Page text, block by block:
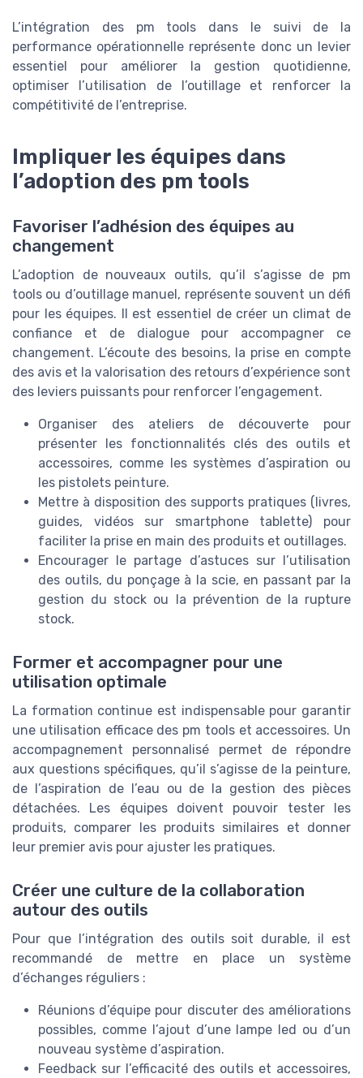
L’intégration des pm tools dans le suivi de la
performance opérationnelle représente donc un levier
essentiel pour améliorer la gestion quotidienne,
optimiser l’utilisation de l’outillage et renforcer la
compétitivité de l’entreprise.
Impliquer les équipes dans
l’adoption des pm tools
Favoriser l’adhésion des équipes au
changement
L’adoption de nouveaux outils, qu’il s’agisse de pm
tools ou d’outillage manuel, représente souvent un défi
pour les équipes. Il est essentiel de créer un climat de
confiance et de dialogue pour accompagner ce
changement. L’écoute des besoins, la prise en compte
des avis et la valorisation des retours d’expérience sont
des leviers puissants pour renforcer l’engagement.
Organiser des ateliers de découverte pour
présenter les fonctionnalités clés des outils et
accessoires, comme les systèmes d’aspiration ou
les pistolets peinture.
Mettre à disposition des supports pratiques (livres,
guides, vidéos sur smartphone tablette) pour
faciliter la prise en main des produits et outillages.
Encourager le partage d’astuces sur l’utilisation
des outils, du ponçage à la scie, en passant par la
gestion du stock ou la prévention de la rupture
stock.
Former et accompagner pour une
utilisation optimale
La formation continue est indispensable pour garantir
une utilisation efficace des pm tools et accessoires. Un
accompagnement personnalisé permet de répondre
aux questions spécifiques, qu’il s’agisse de la peinture,
de l’aspiration de l’eau ou de la gestion des pièces
détachées. Les équipes doivent pouvoir tester les
produits, comparer les produits similaires et donner
leur premier avis pour ajuster les pratiques.
Créer une culture de la collaboration
autour des outils
Pour que l’intégration des outils soit durable, il est
recommandé de mettre en place un système
d’échanges réguliers :
Réunions d’équipe pour discuter des améliorations
possibles, comme l’ajout d’une lampe led ou d’un
nouveau système d’aspiration.
Feedback sur l’efficacité des outils et accessoires,